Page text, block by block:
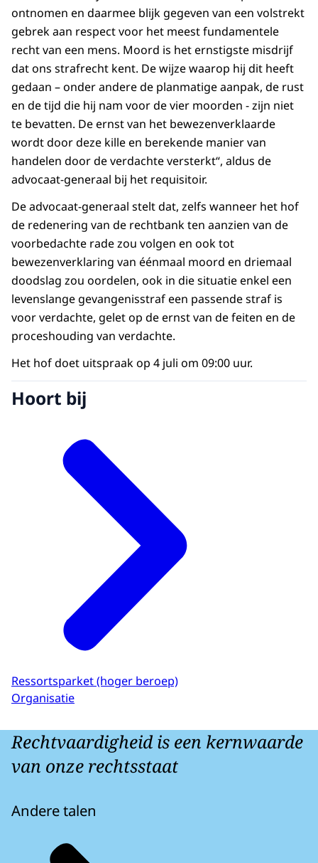
ontnomen en daarmee blijk gegeven van een volstrekt
gebrek aan respect voor het meest fundamentele
recht van een mens. Moord is het ernstigste misdrijf
dat ons strafrecht kent. De wijze waarop hij dit heeft
gedaan – onder andere de planmatige aanpak, de rust
en de tijd die hij nam voor de vier moorden - zijn niet
te bevatten. De ernst van het bewezenverklaarde
wordt door deze kille en berekende manier van
handelen door de verdachte versterkt“, aldus de
advocaat-generaal bij het requisitoir.
De advocaat-generaal stelt dat, zelfs wanneer het hof
de redenering van de rechtbank ten aanzien van de
voorbedachte rade zou volgen en ook tot
bewezenverklaring van éénmaal moord en driemaal
doodslag zou oordelen, ook in die situatie enkel een
levenslange gevangenisstraf een passende straf is
voor verdachte, gelet op de ernst van de feiten en de
proceshouding van verdachte.
Het hof doet uitspraak op 4 juli om 09:00 uur.
Hoort bij
Ressortsparket (hoger beroep)
Organisatie
Rechtvaardigheid is een kernwaarde
van onze rechtsstaat
Andere talen